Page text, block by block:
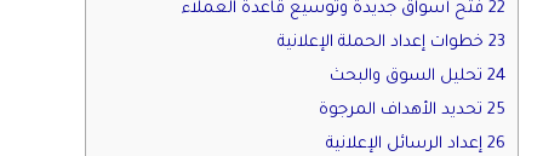
22 فتح أسواق جديدة وتوسيع قاعدة العملاء
23 خطوات إعداد الحملة الإعلانية
24 تحليل السوق والبحث
25 تحديد الأهداف المرجوة
26 إعداد الرسائل الإعلانية